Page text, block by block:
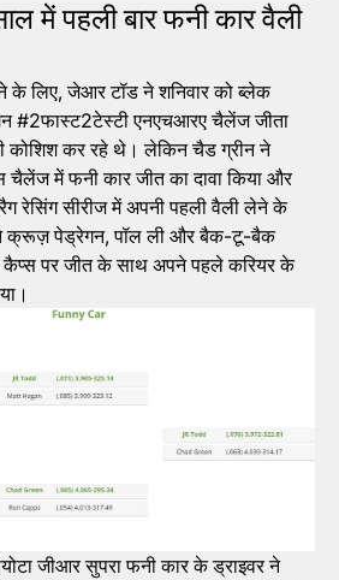
में पहली बार फनी कार वैली
के लिए, जेआर टॉड ने शनिवार को ब्लेक
#2फास्ट2टेस्टी एनएचआरए चैलेंज जीता
कोशिश कर रहे थे। लेकिन चैड ग्रीन ने
में फनी कार जीत का दावा किया और
रेसिंग सीरीज में अपनी पहली वैली लेने के
क्रूज़ पेड्रेगन, पॉल ली और बैक-टू-बैक
कैप्स पर जीत के साथ अपने पहले करियर के
जीआर सुपरा फनी कार के ड्राइवर ने